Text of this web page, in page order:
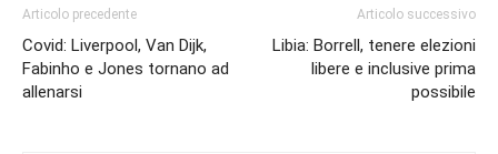
Articolo precedente
Covid: Liverpool, Van Dijk,
Fabinho e Jones tornano ad
allenarsi
Articolo successivo
Libia: Borrell, tenere elezioni
libere e inclusive prima
possibile